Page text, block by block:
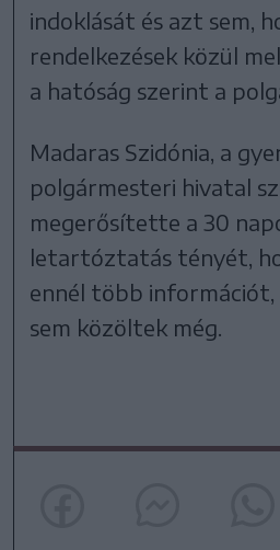
indoklását és azt sem,
rendelkezések közül
a hatóság szerint a
Madaras Szidónia, a
polgármesteri hivatal
megerősítette a 30
letartóztatás tényét,
ennél több információt,
sem közöltek még.